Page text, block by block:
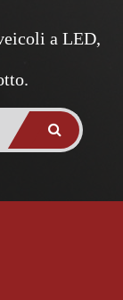
a LED,